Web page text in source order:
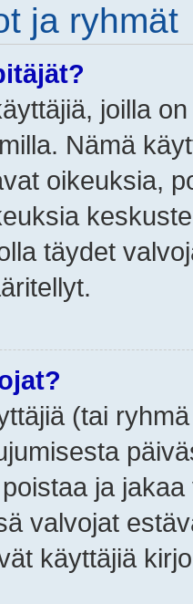
ja ryhmät
joilla
Nämä
oikeuksia,
täydet
(tai
ja
valvojat
käyttäjiä